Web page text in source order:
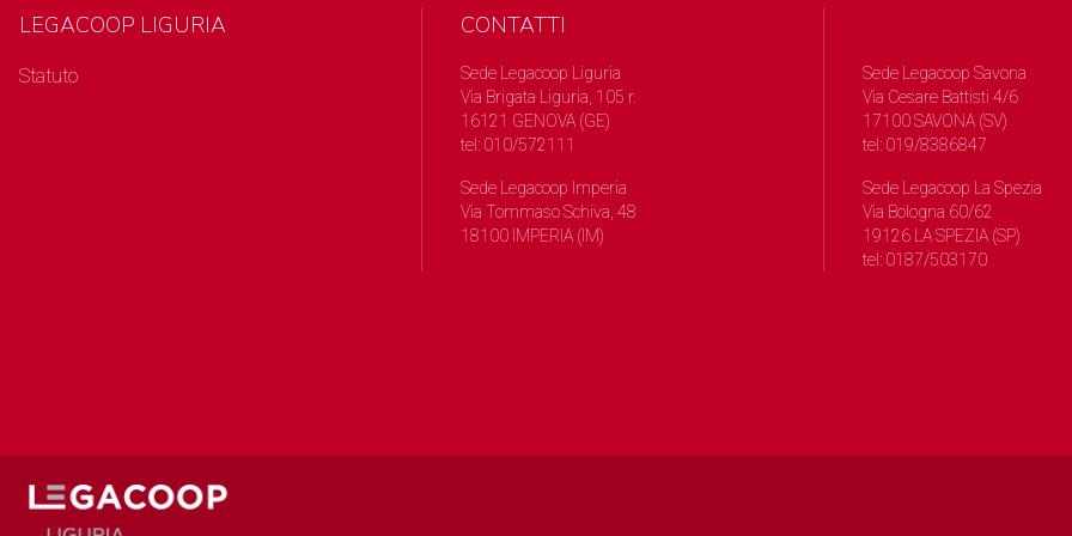
LEGACOOP LIGURIA
Statuto
CONTATTI
Sede Legacoop Liguria
Via Brigata Liguria, 105 r.
16121 GENOVA (GE)
tel: 010/572111
Sede Legacoop Imperia
Via Tommaso Schiva, 48
18100 IMPERIA (IM)
Sede Legacoop Savona
Via Cesare Battisti 4/6
17100 SAVONA (SV)
tel: 019/8386847
Sede Legacoop La Spezia
Via Bologna 60/62
19126 LA SPEZIA (SP)
tel: 0187/503170